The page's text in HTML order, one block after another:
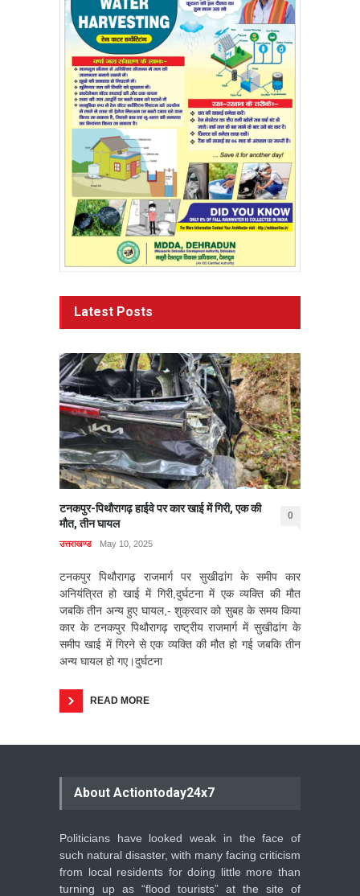
Latest Posts
टनकपुर-पिथौरागढ़ हाईवे पर कार खाई में गिरी, एक की
मौत, तीन घायल
0
उत्तराखण्ड May 10, 2025
टनकपुर पिथौरागढ़ राजमार्ग पर सुखीढांग के समीप कार
अनियंत्रित हो खाई में गिरी,दुर्घटना में एक व्यक्ति की मौत
जबकि तीन अन्य हुए घायल,- शुक्रवार को सुबह के समय किया
कार के टनकपुर पिथौरागढ़ राष्ट्रीय राजमार्ग में सुखीढांग के
समीप खाई में गिरने से एक व्यक्ति की मौत हो गई जबकि तीन
अन्य घायल हो गए।दुर्घटना
READ MORE
About Actiontoday24x7
Politicians have looked weak in the face of
such natural disaster, with many facing criticism
from local residents for doing little more than
turning up as “flood tourists” at the site of